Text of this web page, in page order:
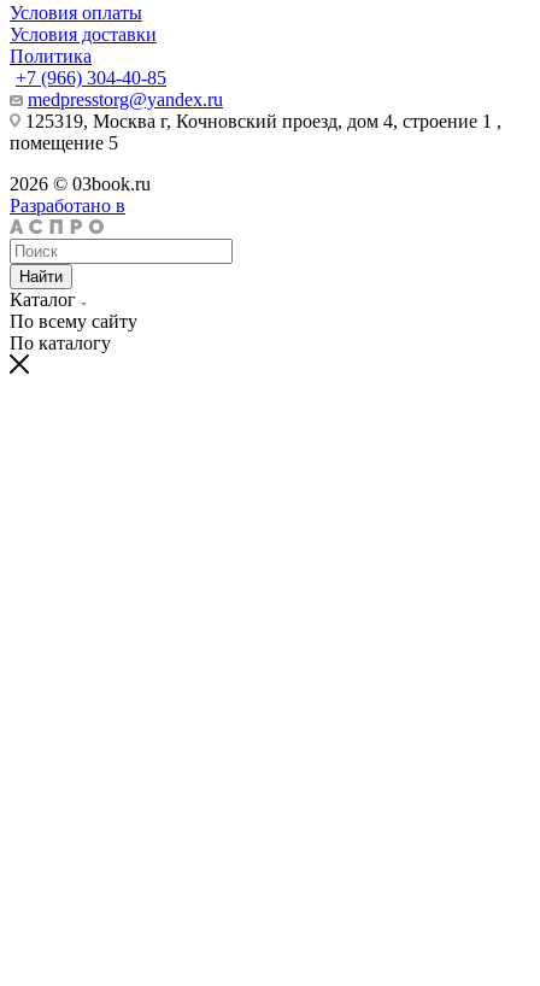
Условия оплаты
Условия доставки
Политика
+7 (966) 304-40-85
medpresstorg@yandex.ru
125319, Москва г, Кочновский проезд, дом 4, строение 1 ,
помещение 5
2026 © 03book.ru
Разработано в
Найти
Каталог
По всему сайту
По каталогу